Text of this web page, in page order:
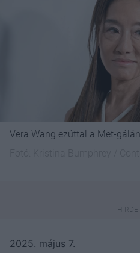
Vera Wang ezúttal a Met-
2025. május 7.